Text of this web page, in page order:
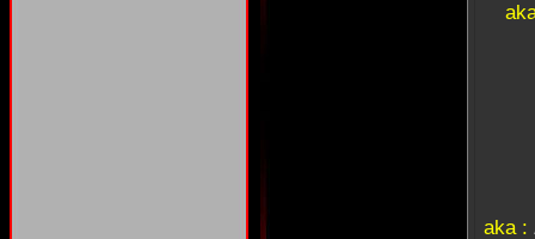
aka :